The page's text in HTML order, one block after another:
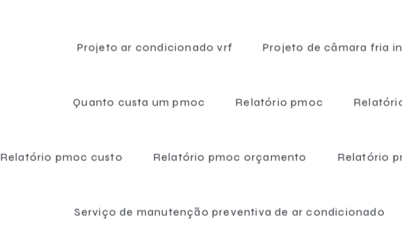
Projeto ar condicionado vrf Projeto de câmara fria
Quanto custa um pmoc Relatório pmoc
Relatório pmoc custo Relatório pmoc orçamento Relatório
Serviço de manutenção preventiva de ar condicionado